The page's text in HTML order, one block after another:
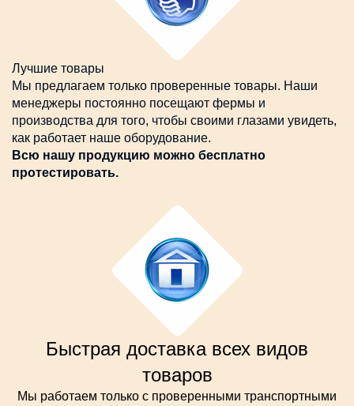
Лучшие товары
Мы предлагаем только проверенные товары. Наши
менеджеры постоянно посещают фермы и
производства для того, чтобы своими глазами увидеть,
как работает наше оборудование.
Всю нашу продукцию можно бесплатно
протестировать.
Быстрая доставка всех видов
товаров
Мы работаем только с проверенными транспортными